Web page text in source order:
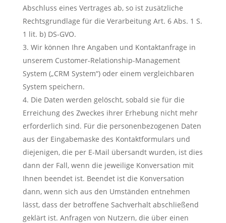
Abschluss eines Vertrages ab, so ist zusätzliche
Rechtsgrundlage für die Verarbeitung Art. 6 Abs. 1 S.
1 lit. b) DS-GVO.
Wir können Ihre Angaben und Kontaktanfrage in
unserem Customer-Relationship-Management
System („CRM System“) oder einem vergleichbaren
System speichern.
Die Daten werden gelöscht, sobald sie für die
Erreichung des Zweckes ihrer Erhebung nicht mehr
erforderlich sind. Für die personenbezogenen Daten
aus der Eingabemaske des Kontaktformulars und
diejenigen, die per E-Mail übersandt wurden, ist dies
dann der Fall, wenn die jeweilige Konversation mit
Ihnen beendet ist. Beendet ist die Konversation
dann, wenn sich aus den Umständen entnehmen
lässt, dass der betroffene Sachverhalt abschließend
geklärt ist. Anfragen von Nutzern, die über einen